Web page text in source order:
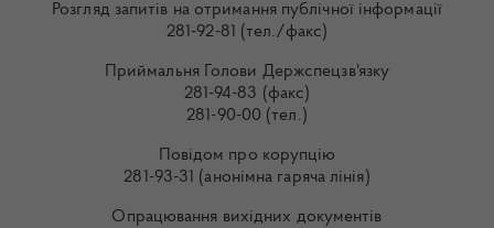
Розгляд запитів на отримання публічної інформації
281-92-81 (тел./факс)
Приймальня Голови Держспецзв'язку
281-94-83 (факс)
281-90-00 (тел.)
Повідом про корупцію
281-93-31 (анонімна гаряча лінія)
Опрацювання вихідних документів